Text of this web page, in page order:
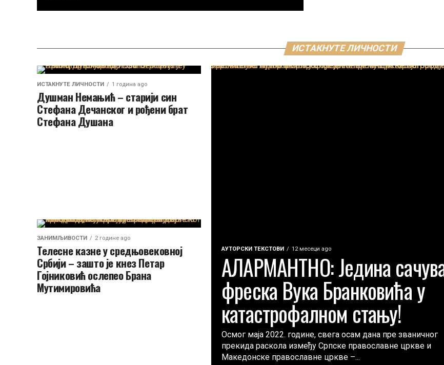
ИСТАКНУТЕ ЛИЧНОСТИ
AУТОРСКИ ТЕКСТОВИ 12 месеци ago
АЛАРМАНТНО: Једина
фреска Вука Бранковића у
катастрофалном стању!
Осмог маја 2022. године, свега осам дана пре званичног
прекида раскола између Српске православне цркве и
Македонске православне цркве –...
ИСТАКНУТЕ ЛИЧНОСТИ 1 година ago
Душман Немањић – старији син
Стефана Дечанског и рођени брат
Стефана Душана
ЗАНИМЉИВОСТИ 2 године ago
Телесне казне у средњовековној
Србији – зашто је кнез Петар
Гојниковић ослепео Брана
Мутимировића